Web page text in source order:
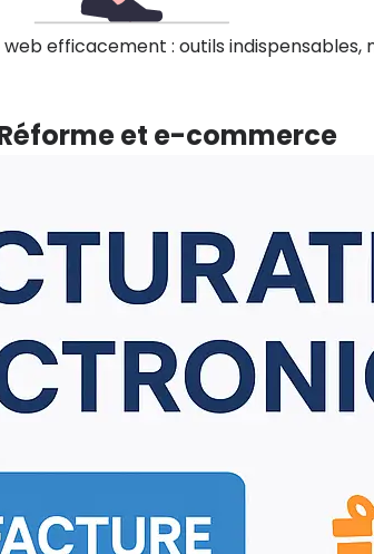
efficacement : outils
et e-commerce